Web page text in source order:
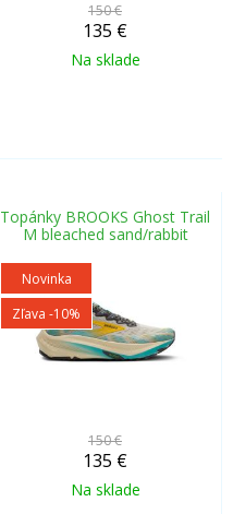
150 €
135 €
Na sklade
Topánky BROOKS Ghost Trail
M bleached sand/rabbit
Novinka
Zľava -10%
150 €
135 €
Na sklade